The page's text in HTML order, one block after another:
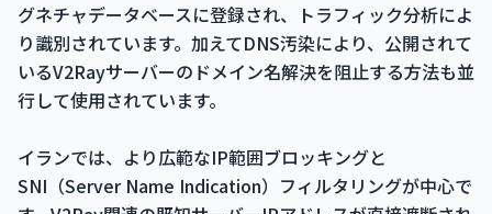
グネチャデータベースに登録され、トラフィック分析によ
り識別されています。加えてDNS汚染により、公開されて
いるV2Rayサーバーのドメイン名解決を阻止する方法も並
行して使用されています。
イランでは、より広範なIP範囲ブロッキングと
SNI（Server Name Indication）フィルタリングが中心で